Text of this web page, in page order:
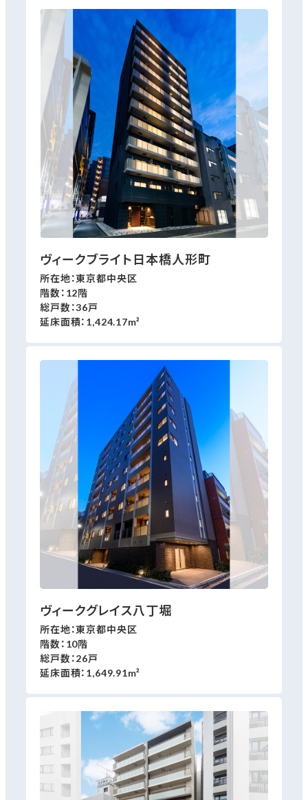
ヴィークブライト日本橋人形町
所在地：東京都中央区
階数：12階
総戸数：36戸
延床面積：1,424.17m²
ヴィークグレイス八丁堀
所在地：東京都中央区
階数：10階
総戸数：26戸
延床面積：1,649.91m²